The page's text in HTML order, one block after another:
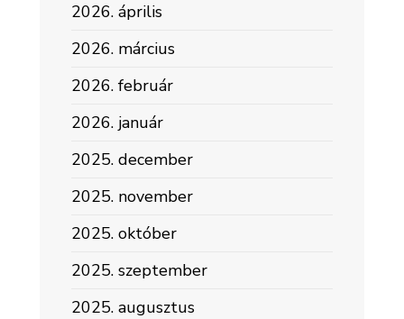
forintot
elérő,
azt
meghaladó
szerződésekről
43.
2026. április
2026. március
2026. február
2026. január
2025. december
2025. november
2025. október
2025. szeptember
2025. augusztus